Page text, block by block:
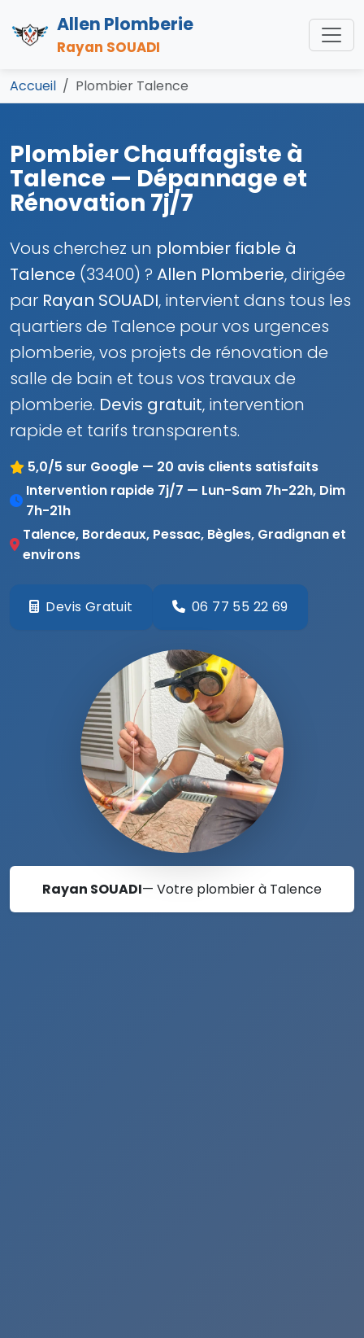
Allen Plomberie
Rayan SOUADI
Accueil Plombier Talence
Plombier Chauffagiste à
Talence — Dépannage et
Rénovation 7j/7
Vous cherchez un plombier fiable à
Talence (33400) ? Allen Plomberie, dirigée
par Rayan SOUADI, intervient dans tous les
quartiers de Talence pour vos urgences
plomberie, vos projets de rénovation de
salle de bain et tous vos travaux de
plomberie. Devis gratuit, intervention
rapide et tarifs transparents.
5,0/5 sur Google — 20 avis clients satisfaits
Intervention rapide 7j/7 — Lun-Sam 7h-22h, Dim
7h-21h
Talence, Bordeaux, Pessac, Bègles, Gradignan et
environs
Devis Gratuit 06 77 55 22 69
Rayan SOUADI— Votre plombier à Talence